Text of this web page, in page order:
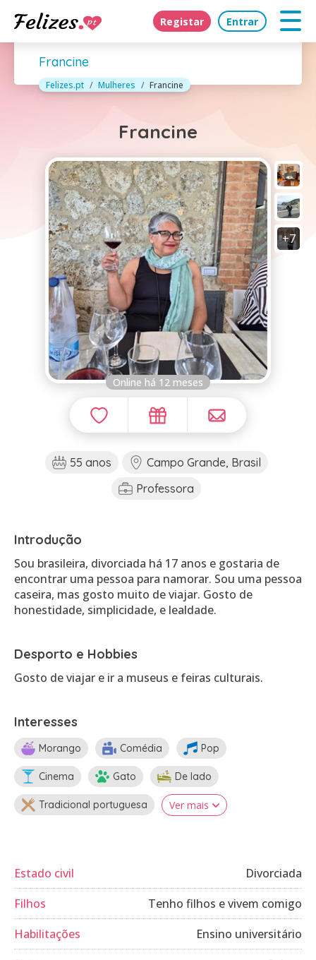
Registar Entrar
Francine
Felizes.pt Mulheres Francine
Francine
+7
Online há 12 meses
55 anos
Campo Grande, Brasil
Professora
Introdução
Sou brasileira, divorciada há 17 anos e gostaria de
encontrar uma pessoa para namorar. Sou uma pessoa
caseira, mas gosto muito de viajar. Gosto de
honestidade, simplicidade, e lealdade.
Desporto e Hobbies
Gosto de viajar e ir a museus e feiras culturais.
Interesses
Morango Comédia Pop
Cinema Gato De lado
Tradicional portuguesa Ver mais
Estado civil
Divorciada
Filhos
Tenho filhos e vivem comigo
Habilitações
Ensino universitário